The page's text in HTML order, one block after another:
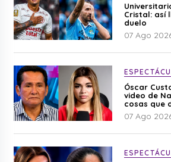
Cristal: así
duelo
07 Ago
Óscar
video de
cosas que
editado”
07 Ago